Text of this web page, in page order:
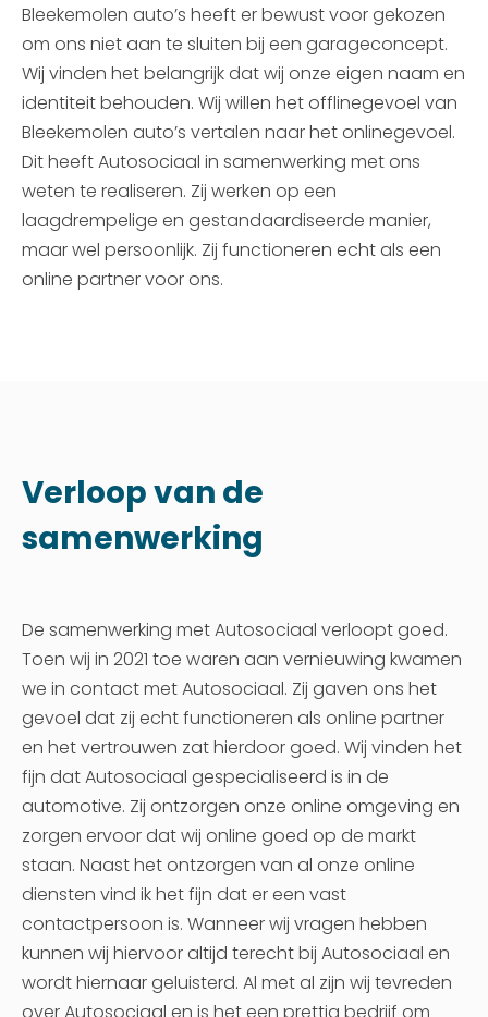
Bleekemolen auto’s heeft er bewust voor gekozen
om ons niet aan te sluiten bij een garageconcept.
Wij vinden het belangrijk dat wij onze eigen naam en
identiteit behouden. Wij willen het offlinegevoel van
Bleekemolen auto’s vertalen naar het onlinegevoel.
Dit heeft Autosociaal in samenwerking met ons
weten te realiseren. Zij werken op een
laagdrempelige en gestandaardiseerde manier,
maar wel persoonlijk. Zij functioneren echt als een
online partner voor ons.
Verloop van de
samenwerking
De samenwerking met Autosociaal verloopt goed.
Toen wij in 2021 toe waren aan vernieuwing kwamen
we in contact met Autosociaal. Zij gaven ons het
gevoel dat zij echt functioneren als online partner
en het vertrouwen zat hierdoor goed. Wij vinden het
fijn dat Autosociaal gespecialiseerd is in de
automotive. Zij ontzorgen onze online omgeving en
zorgen ervoor dat wij online goed op de markt
staan. Naast het ontzorgen van al onze online
diensten vind ik het fijn dat er een vast
contactpersoon is. Wanneer wij vragen hebben
kunnen wij hiervoor altijd terecht bij Autosociaal en
wordt hiernaar geluisterd. Al met al zijn wij tevreden
over Autosociaal en is het een prettig bedrijf om